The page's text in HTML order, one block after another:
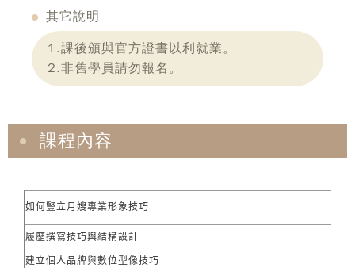
其它說明
1.課後頒與官方證書以利就業。
2.非舊學員請勿報名。
課程內容
如何豎立月嫂專業形象技巧
履歷撰寫技巧與結構設計
建立個人品牌與數位型像技巧